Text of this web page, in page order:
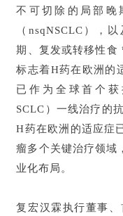
不可切除的局部晚
（nsqNSCLC），
期、复发或转移性食
标志着H药在欧洲的
已作为全球首个
SCLC）一线治疗的
H药在欧洲的适应症
瘤多个关键治疗领域
业化布局。
复宏汉霖执行董事